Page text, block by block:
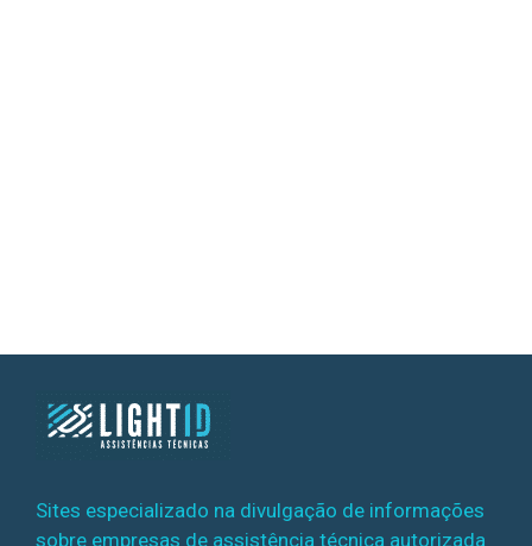
Sites especializado na divulgação de informações
sobre empresas de assistência técnica autorizada